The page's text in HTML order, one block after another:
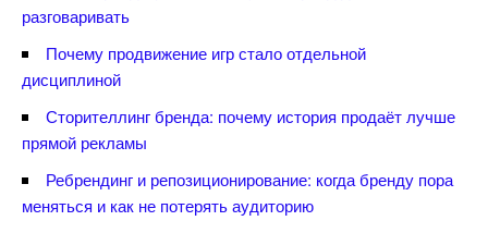
разговаривать
Почему продвижение игр стало отдельной
дисциплиной
Сторителлинг бренда: почему история продаёт лучше
прямой рекламы
Ребрендинг и репозиционирование: когда бренду пора
меняться и как не потерять аудиторию